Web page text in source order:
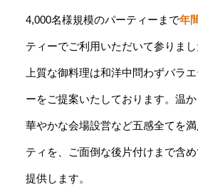
4,000名様規模のパーティーまで年
ティーでご利用いただいて参りまし
上質な御料理は和洋中問わずバラ
ーをご提案いたしております。温
華やかな会場設営など五感全てを
ティを、ご面倒な後片付けまで含
提供します。